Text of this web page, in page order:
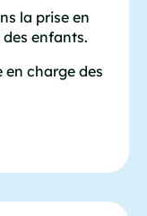
la prise en
enfants.
en charge des